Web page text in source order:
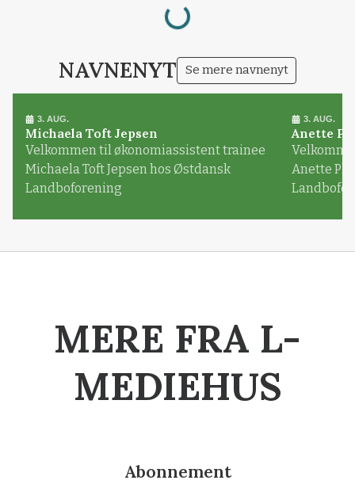
Loading...
NAVNENYT Se mere navnenyt
3. AUG.
Michaela Toft Jepsen
Velkommen til økonomiassistent trainee
Michaela Toft Jepsen hos Østdansk
Landboforening
3. AUG.
Anette
Anette
MERE FRA L-
MEDIEHUS
Abonnement